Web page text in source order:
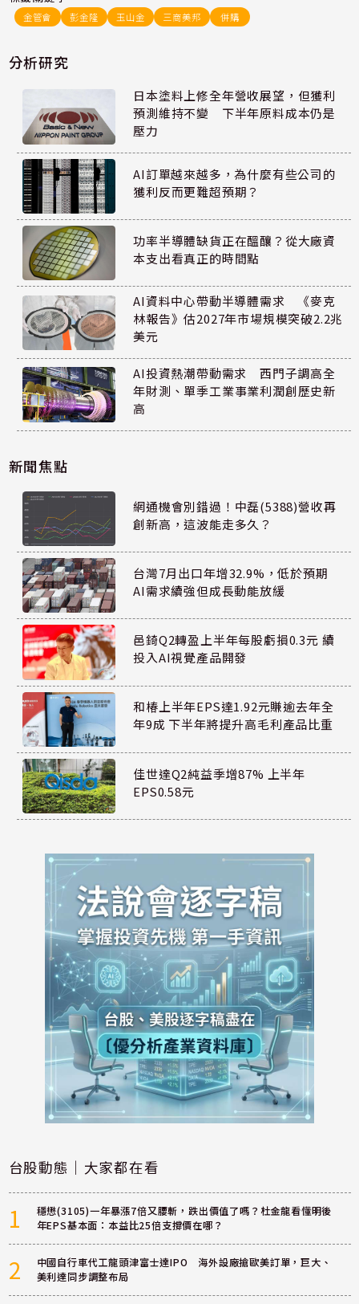
金管會 彭金隆 玉山金 三商美邦 併購
分析研究
日本塗料上修全年營收展望，但獲利
預測維持不變 下半年原料成本仍是
壓力
AI訂單越來越多，為什麼有些公司的
獲利反而更難超預期？
功率半導體缺貨正在醞釀？從大廠資
本支出看真正的時間點
AI資料中心帶動半導體需求 《麥克
林報告》估2027年市場規模突破2.2兆
美元
AI投資熱潮帶動需求 西門子調高全
年財測、單季工業事業利潤創歷史新
高
新聞焦點
網通機會別錯過！中磊(5388)營收再
創新高，這波能走多久？
台灣7月出口年增32.9%，低於預期
AI需求續強但成長動能放緩
邑錡Q2轉盈上半年每股虧損0.3元 續
投入AI視覺產品開發
和椿上半年EPS達1.92元賺逾去年全
年9成 下半年將提升高毛利產品比重
佳世達Q2純益季增87% 上半年
EPS0.58元
台股動態｜大家都在看
1
穩懋(3105)一年暴漲7倍又腰斬，跌出價值了嗎？杜金龍看懂明後
年EPS基本面：本益比25倍支撐價在哪？
2
中國自行車代工龍頭津富士達IPO 海外設廠搶歐美訂單，巨大、
美利達同步調整布局